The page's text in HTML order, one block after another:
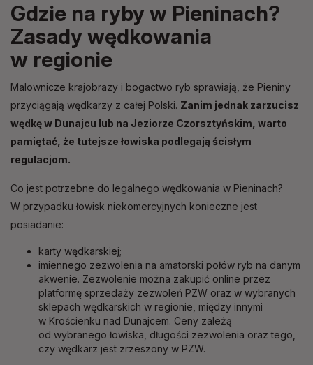
Gdzie na ryby w Pieninach?
Zasady wędkowania
w regionie
Malownicze krajobrazy i bogactwo ryb sprawiają, że Pieniny
przyciągają wędkarzy z całej Polski. Zanim jednak zarzucisz
wędkę w Dunajcu lub na Jeziorze Czorsztyńskim, warto
pamiętać, że tutejsze łowiska podlegają ścisłym
regulacjom.
Co jest potrzebne do legalnego wędkowania w Pieninach?
W przypadku łowisk niekomercyjnych konieczne jest
posiadanie:
karty wędkarskiej;
imiennego zezwolenia na amatorski połów ryb na danym
akwenie. Zezwolenie można zakupić online przez
platformę sprzedaży zezwoleń PZW oraz w wybranych
sklepach wędkarskich w regionie, między innymi
w Krościenku nad Dunajcem. Ceny zależą
od wybranego łowiska, długości zezwolenia oraz tego,
czy wędkarz jest zrzeszony w PZW.